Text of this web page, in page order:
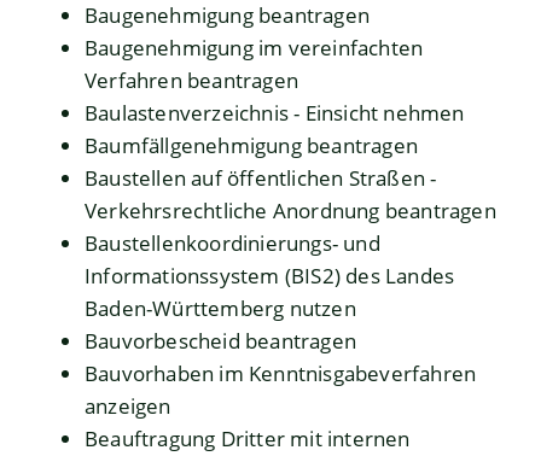
Baugenehmigung beantragen
Baugenehmigung im vereinfachten
Verfahren beantragen
Baulastenverzeichnis - Einsicht nehmen
Baumfällgenehmigung beantragen
Baustellen auf öffentlichen Straßen -
Verkehrsrechtliche Anordnung beantragen
Baustellenkoordinierungs- und
Informationssystem (BIS2) des Landes
Baden-Württemberg nutzen
Bauvorbescheid beantragen
Bauvorhaben im Kenntnisgabeverfahren
anzeigen
Beauftragung Dritter mit internen